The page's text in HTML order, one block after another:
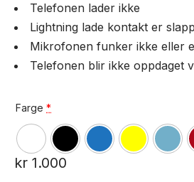
Telefonen lader ikke
Lightning lade kontakt er slapp
Mikrofonen funker ikke eller
Telefonen blir ikke oppdaget
Farge *
kr 1.000